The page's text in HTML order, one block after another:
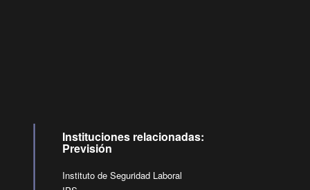
Instituciones relacionadas:
Previsión
Instituto de Seguridad Laboral